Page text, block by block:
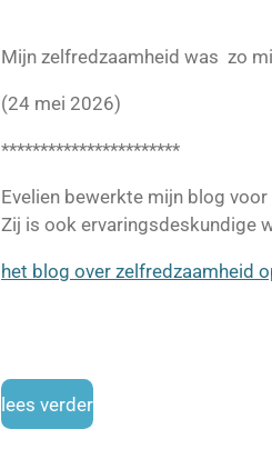
Mijn zelfredzaamheid was zo
(24 mei 2026)
***********************
Evelien bewerkte mijn blog voor
Zij is ook ervaringsdeskundige
het blog over zelfredzaamheid
lees verder